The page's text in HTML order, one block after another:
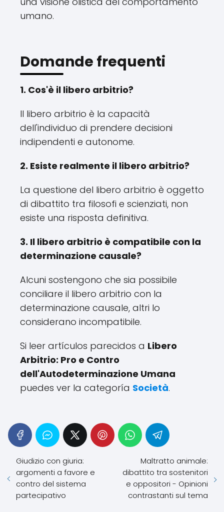
umano.
Domande frequenti
1. Cos'è il libero arbitrio?
Il libero arbitrio è la capacità
dell'individuo di prendere decisioni
indipendenti e autonome.
2. Esiste realmente il libero arbitrio?
La questione del libero arbitrio è oggetto
di dibattito tra filosofi e scienziati, non
esiste una risposta definitiva.
3. Il libero arbitrio è compatibile con la
determinazione causale?
Alcuni sostengono che sia possibile
conciliare il libero arbitrio con la
determinazione causale, altri lo
considerano incompatibile.
Si leer artículos parecidos a Libero
Arbitrio: Pro e Contro
dell'Autodeterminazione Umana
puedes ver la categoría Società.
Giudizio con giuria:
argomenti a favore e
contro del sistema
partecipativo
Maltratto animale:
dibattito tra sostenitori
e oppositori - Opinioni
contrastanti sul tema